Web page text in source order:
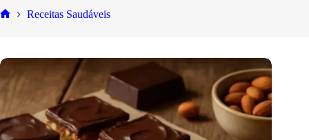
Receitas Saudáveis